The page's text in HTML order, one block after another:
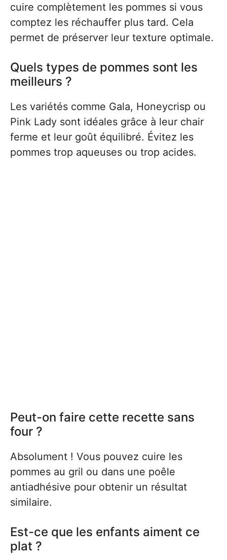
cuire complètement les pommes si vous
comptez les réchauffer plus tard. Cela
permet de préserver leur texture optimale.
Quels types de pommes sont les
meilleurs ?
Les variétés comme Gala, Honeycrisp ou
Pink Lady sont idéales grâce à leur chair
ferme et leur goût équilibré. Évitez les
pommes trop aqueuses ou trop acides.
Peut-on faire cette recette sans
four ?
Absolument ! Vous pouvez cuire les
pommes au gril ou dans une poêle
antiadhésive pour obtenir un résultat
similaire.
Est-ce que les enfants aiment ce
plat ?